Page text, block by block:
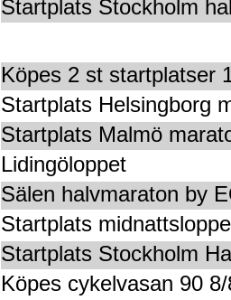
Startplats Stockholm
Köpes 2 st startplatser
Startplats Helsingborg
Startplats Malmö
Lidingöloppet
Sälen halvmaraton by
Startplats
Startplats Stockholm
Köpes cykelvasan 90